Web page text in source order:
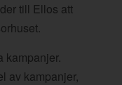
till Ellos att
kampanjer.
av kampanjer,